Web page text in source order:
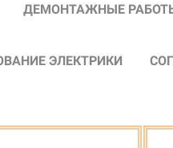
ДЕМОНТАЖНЫЕ
ЭЛЕКТРИКИ